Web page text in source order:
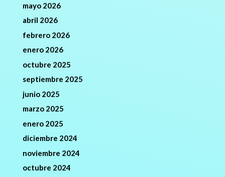
mayo 2026
abril 2026
febrero 2026
enero 2026
octubre 2025
septiembre 2025
junio 2025
marzo 2025
enero 2025
diciembre 2024
noviembre 2024
octubre 2024